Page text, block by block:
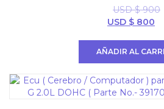
USD $900
El
era:
$ 900.
USD $ 800
es:
$
AÑADIR AL